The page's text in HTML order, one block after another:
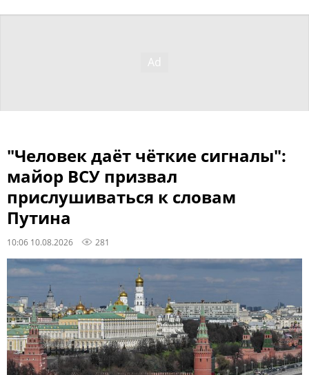
"Человек даёт чёткие сигналы":
майор ВСУ призвал
прислушиваться к словам
Путина
10:06 10.08.2026 281